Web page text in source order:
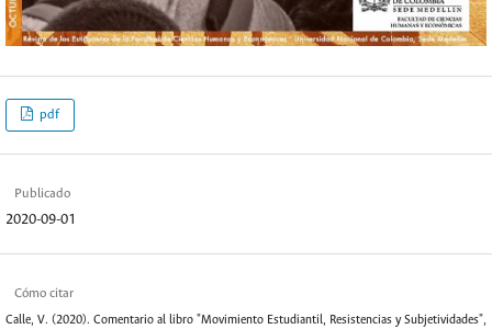
pdf
Publicado
2020-09-01
Cómo citar
Calle, V. (2020). Comentario al libro "Movimiento Estudiantil, Resistencias y Subjetividades",